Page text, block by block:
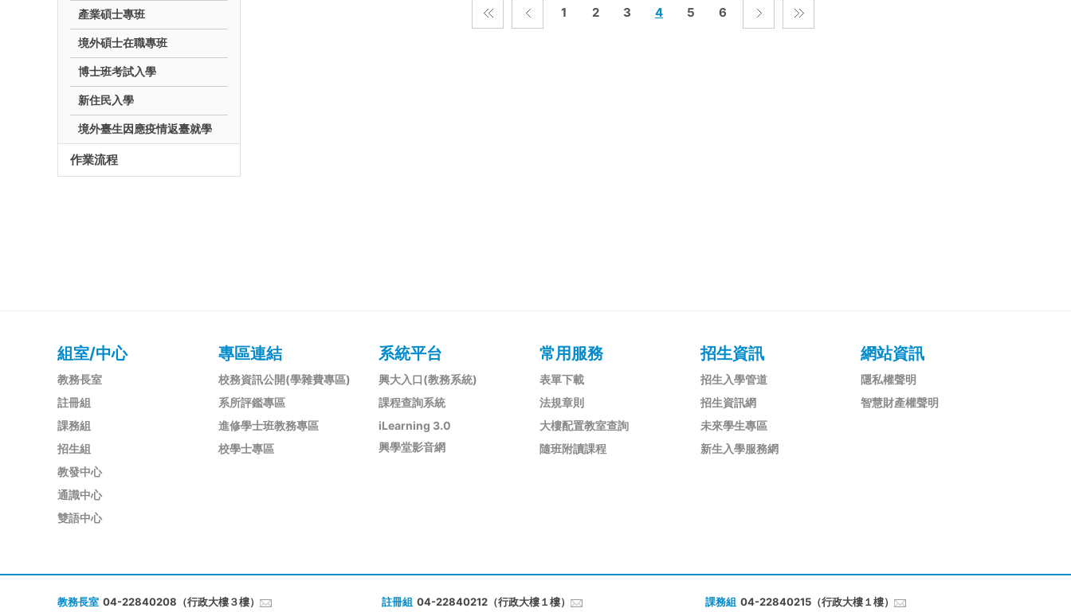
產業碩士專班
境外碩士在職專班
博士班考試入學
新住民入學
境外臺生因應疫情返臺就學
作業流程
1 2 3 4 5 6
組室/中心
教務長室
註冊組
課務組
招生組
教發中心
通識中心
雙語中心
專區連結
校務資訊公開(學雜費專區)
系所評鑑專區
進修學士班教務專區
校學士專區
系統平台
興大入口(教務系統)
課程查詢系統
iLearning 3.0
興學堂影音網
常用服務
表單下載
法規章則
大樓配置教室查詢
隨班附讀課程
招生資訊
招生入學管道
招生資訊網
未來學生專區
新生入學服務網
網站資訊
隱私權聲明
智慧財產權聲明
教務長室 04-22840208（行政大樓３樓） 註冊組 04-22840212（行政大樓１樓） 課務組 04-22840215（行政大樓１樓）